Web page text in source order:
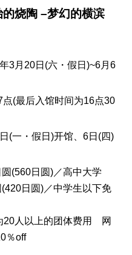
烧陶 –梦幻的横滨
3月20日(六・假日)~6月6
(最后入馆时间为16点30
(一・假日)开馆、6日(四)
(560日圆)／高中大学
日圆)／中学生以下免
20人以上的团体费用 网
％off